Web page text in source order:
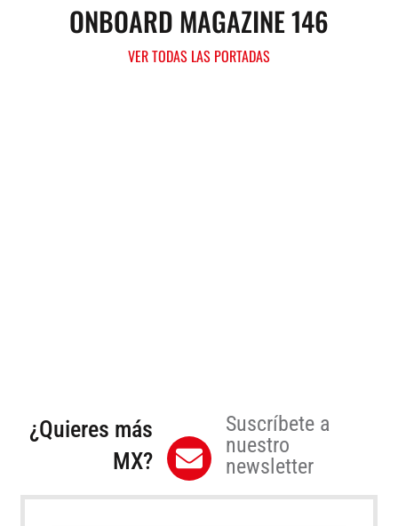
ONBOARD MAGAZINE 146
VER TODAS LAS PORTADAS
¿Quieres más
MX?
Suscríbete a
nuestro
newsletter